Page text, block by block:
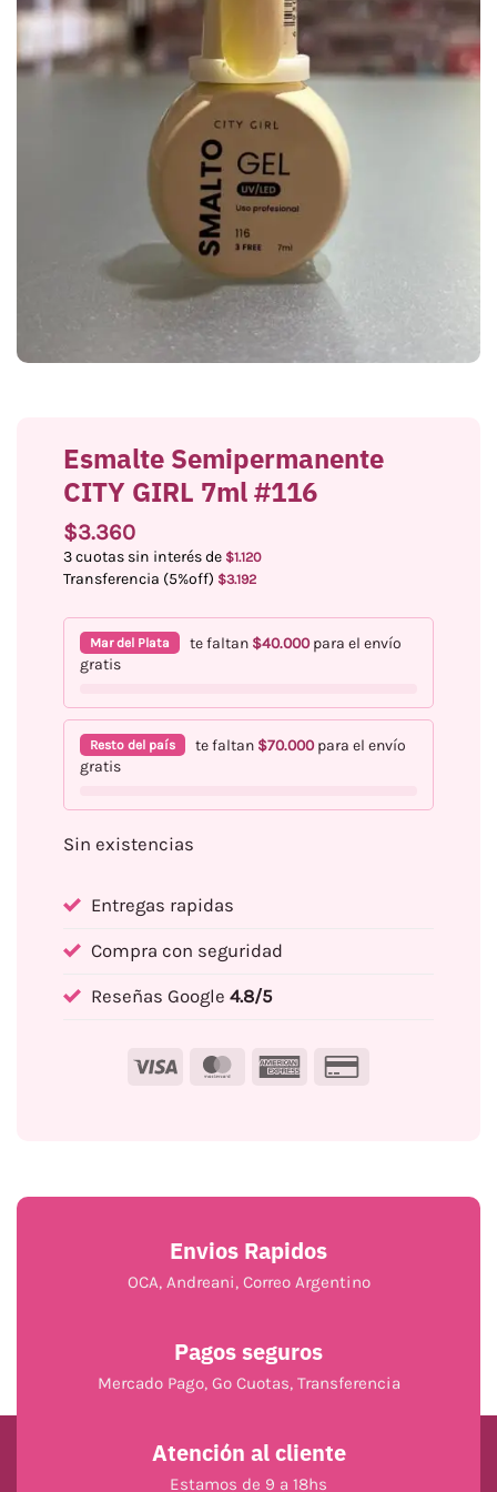
Esmalte Semipermanente
CITY GIRL 7ml #116
$3.360
3 cuotas sin interés de $1.120
Transferencia (5%off) $3.192
Mar del Plata te faltan $40.000para el envío
gratis
Resto del país te faltan $70.000para el envío
gratis
Sin existencias
Entregas rapidas
Compra con seguridad
Reseñas Google 4.8/5
Visa MasterCardAmerican
Envios Rapidos
OCA, Andreani, Correo Argentino
Pagos seguros
Mercado Pago, Go Cuotas, Transferencia
Atención al cliente
Estamos de 9 a 18hs